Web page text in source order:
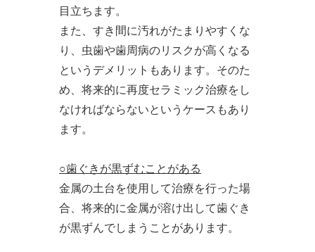
目立ちます。
また、すき間に汚れがたまりやすくな
り、虫歯や歯周病のリスクが高くなる
というデメリットもあります。そのた
め、将来的に再度セラミック治療をし
なければならないというケースもあり
ます。
○歯ぐきが黒ずむことがある
金属の土台を使用して治療を行った場
合、将来的に金属が溶け出して歯ぐき
が黒ずんでしまうことがあります。